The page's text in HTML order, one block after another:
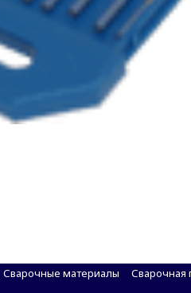
Сварочные материалы Сварочная